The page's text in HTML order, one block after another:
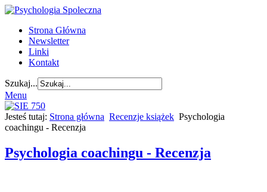
Strona Główna
Newsletter
Linki
Kontakt
Szukaj...
Menu
Jesteś tutaj: Strona główna Recenzje książek Psychologia
coachingu - Recenzja
Psychologia coachingu - Recenzja